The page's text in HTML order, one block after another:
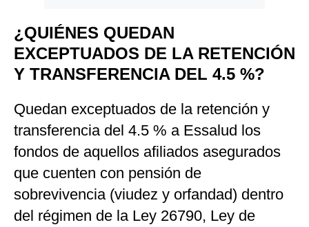
¿QUIÉNES QUEDAN
EXCEPTUADOS DE LA RETENCIÓN
Y TRANSFERENCIA DEL 4.5 %?
Quedan exceptuados de la retención y
transferencia del 4.5 % a Essalud los
fondos de aquellos afiliados asegurados
que cuenten con pensión de
sobrevivencia (viudez y orfandad) dentro
del régimen de la Ley 26790, Ley de